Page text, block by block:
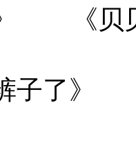
》 《
裤子了